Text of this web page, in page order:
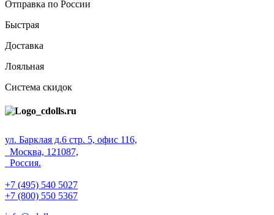
Отправка по России
Быстрая
Доставка
Лояльная
Система скидок
ул. Барклая д.6 стр. 5, офис 116,
Москва, 121087,
Россия.
+7 (495) 540 5027
+7 (800) 550 5367